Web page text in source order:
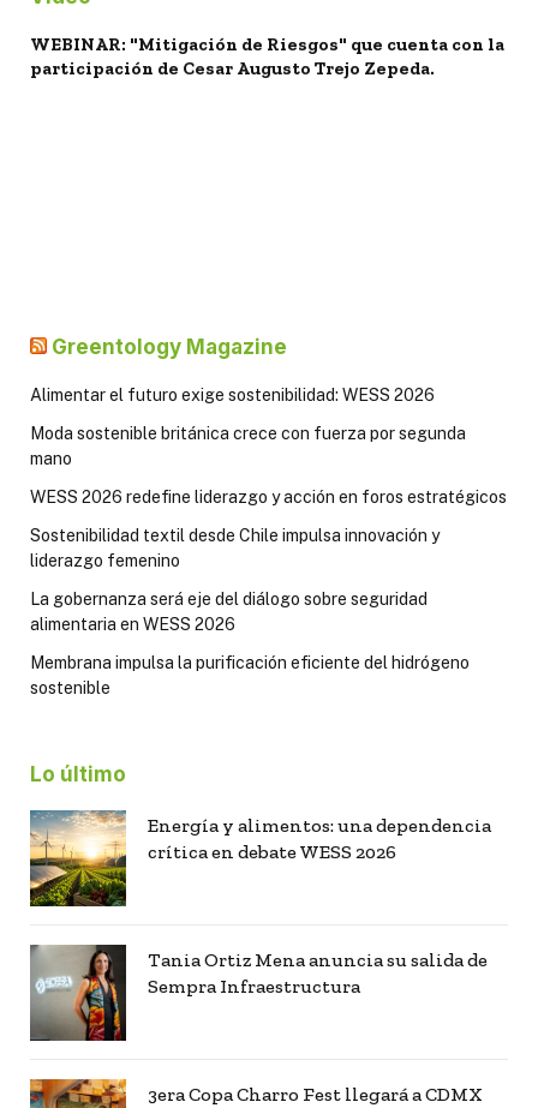
WEBINAR: "Mitigación de Riesgos" que cuenta con la
participación de Cesar Augusto Trejo Zepeda.
Greentology Magazine
Alimentar el futuro exige sostenibilidad: WESS 2026
Moda sostenible británica crece con fuerza por segunda
mano
WESS 2026 redefine liderazgo y acción en foros estratégicos
Sostenibilidad textil desde Chile impulsa innovación y
liderazgo femenino
La gobernanza será eje del diálogo sobre seguridad
alimentaria en WESS 2026
Membrana impulsa la purificación eficiente del hidrógeno
sostenible
Lo último
Energía y alimentos: una dependencia
crítica en debate WESS 2026
Tania Ortiz Mena anuncia su salida de
Sempra Infraestructura
3era Copa Charro Fest llegará a CDMX